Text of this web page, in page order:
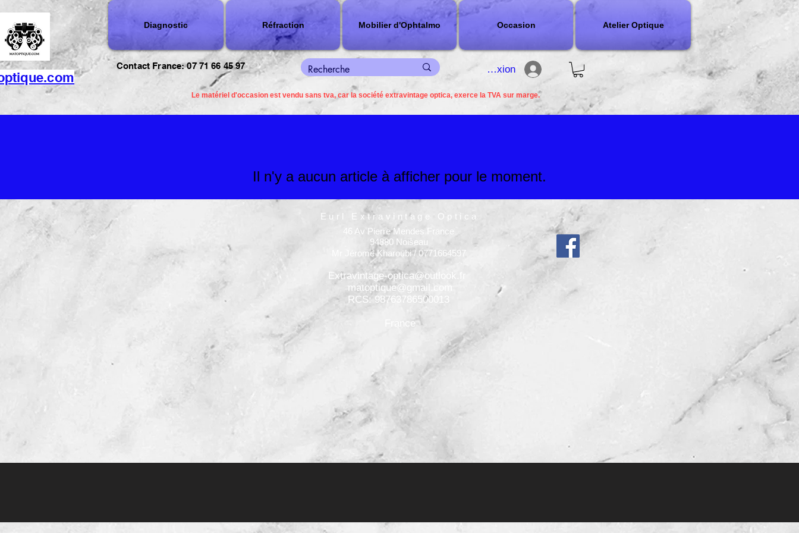
Diagnostic Réfraction Mobilier d'Ophtalmo Occasion Atelier Optique
Contact France: 07 71 66 45 97 connexion
Le matériel d'occasion est vendu sans tva, car la société extravintage optica, exerce la TVA sur marge.
Il n'y a aucun article à afficher pour le moment.
Eurl Extravintage Optica
46 Av Pierre Mendes France
94880 Noiseau
Mr Jérome Kharoubi / 0771664597
Extravintage-optica@outlook.fr
matoptique@gmail.com
RCS: 98763786500013
France